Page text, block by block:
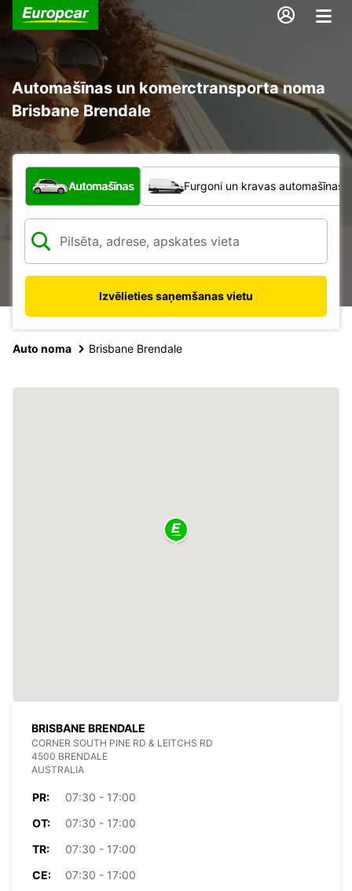
Automašīnas un komerctransporta noma
Brisbane Brendale
Kāda veida transportlīdzeklis?
Automašīnas Furgoni un kravas automašīnas
Izvēlieties saņemšanas vietu
Auto noma Brisbane Brendale
BRISBANE BRENDALE
CORNER SOUTH PINE RD & LEITCHS RD
4500 BRENDALE
AUSTRALIA
PR:
07:30 - 17:00
OT:
07:30 - 17:00
TR:
07:30 - 17:00
CE:
07:30 - 17:00